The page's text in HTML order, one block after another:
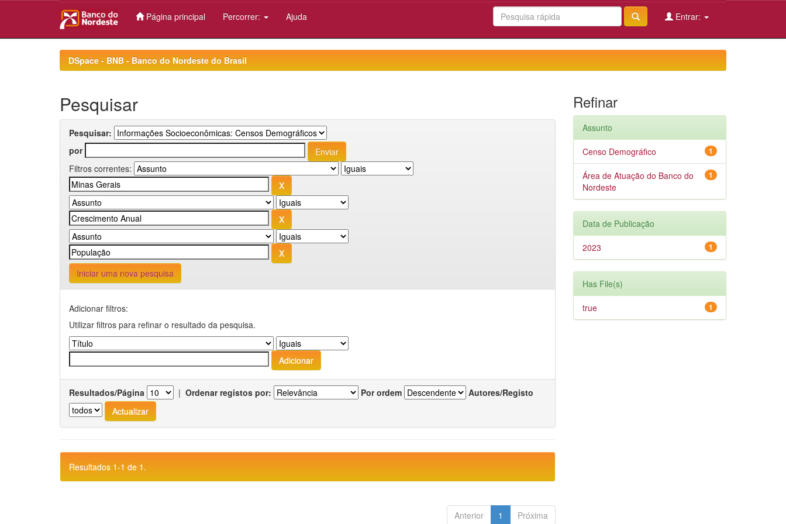
Página principal Percorrer: Ajuda Entrar:
DSpace - BNB - Banco do Nordeste do Brasil
Pesquisar
Pesquisar:
por
Filtros correntes:
Iniciar uma nova pesquisa
Adicionar filtros:
Utilizar filtros para refinar o resultado da pesquisa.
Resultados/Página | Ordenar registos por: Por ordem Autores/Registo
Resultados 1-1 de 1.
Anterior 1 Próxima
Refinar
Assunto
1
Censo Demográfico
1
Área de Atuação do Banco do
Nordeste
Data de Publicação
1
2023
Has File(s)
1
true